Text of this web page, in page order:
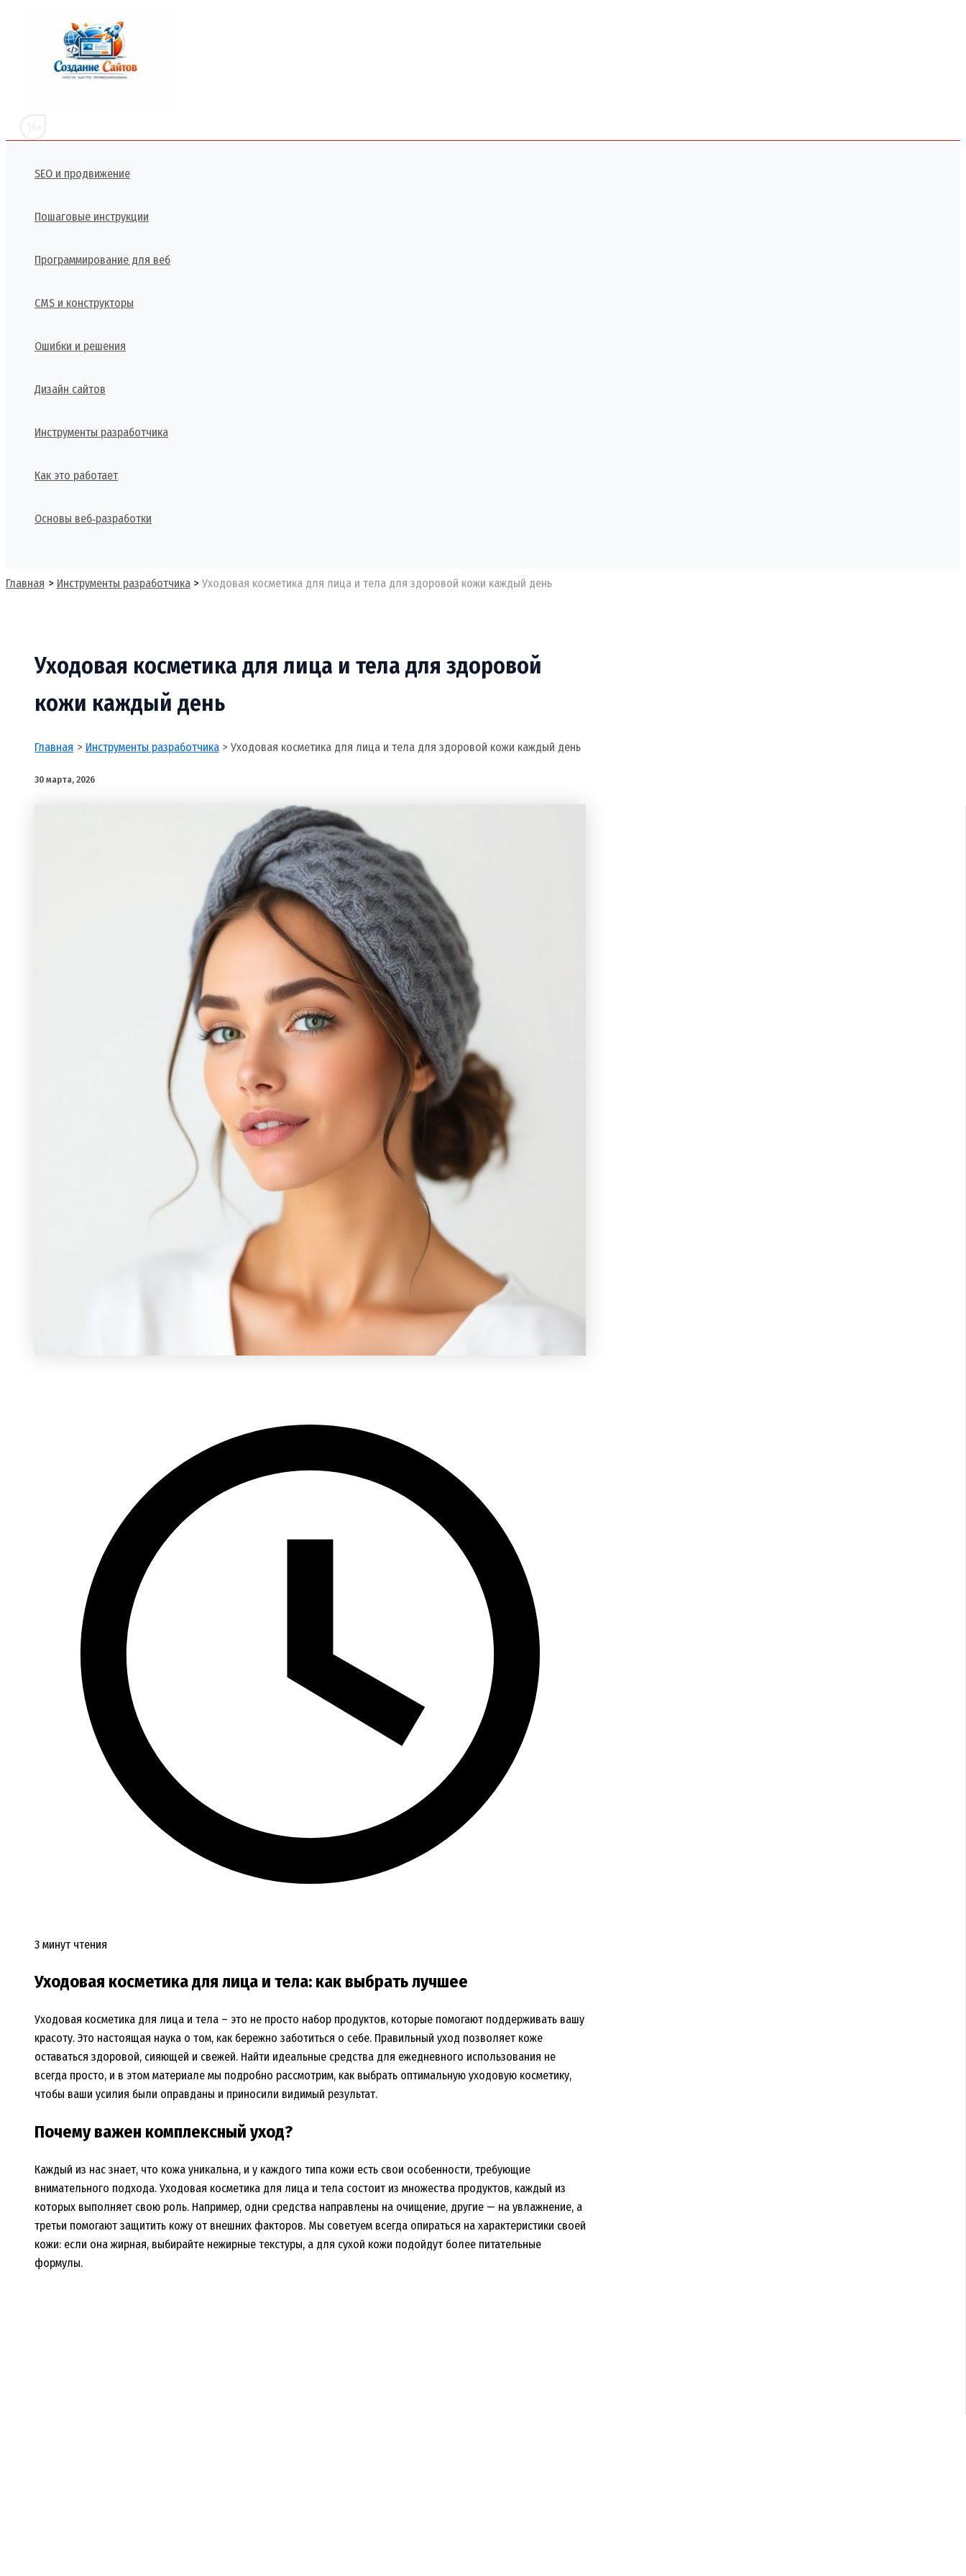
содержимому
SEO и продвижение
Пошаговые инструкции
Программирование для веб
CMS и конструкторы
Ошибки и решения
Дизайн сайтов
Инструменты разработчика
Как это работает
Основы веб‑разработки
Главная Инструменты разработчика Уходовая косметика для лица и тела для здоровой кожи каждый день
Уходовая косметика для лица и тела для здоровой
кожи каждый день
Главная Инструменты разработчика Уходовая косметика для лица и тела для здоровой кожи каждый день
30 марта, 2026
3 минут чтения
Уходовая косметика для лица и тела: как выбрать лучшее
Уходовая косметика для лица и тела – это не просто набор продуктов, которые помогают поддерживать вашу
красоту. Это настоящая наука о том, как бережно заботиться о себе. Правильный уход позволяет коже
оставаться здоровой, сияющей и свежей. Найти идеальные средства для ежедневного использования не
всегда просто, и в этом материале мы подробно рассмотрим, как выбрать оптимальную уходовую косметику,
чтобы ваши усилия были оправданы и приносили видимый результат.
Почему важен комплексный уход?
Каждый из нас знает, что кожа уникальна, и у каждого типа кожи есть свои особенности, требующие
внимательного подхода. Уходовая косметика для лица и тела состоит из множества продуктов, каждый из
которых выполняет свою роль. Например, одни средства направлены на очищение, другие — на увлажнение, а
третьи помогают защитить кожу от внешних факторов. Мы советуем всегда опираться на характеристики своей
кожи: если она жирная, выбирайте нежирные текстуры, а для сухой кожи подойдут более питательные
формулы.